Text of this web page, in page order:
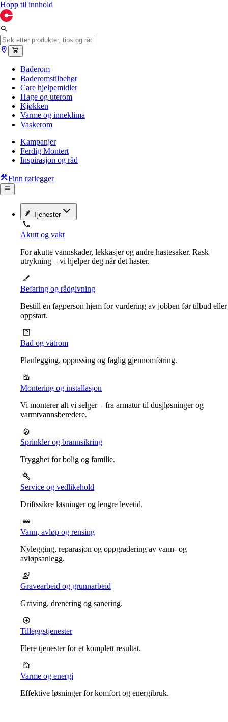
Hopp til innhold
Baderom
Baderomstilbehør
Care hjelpemidler
Hage og uterom
Kjøkken
Varme og inneklima
Vaskerom
Kampanjer
Ferdig Montert
Inspirasjon og råd
Finn rørlegger
Tjenester
Akutt og vakt
For akutte vannskader, lekkasjer og andre hastesaker. Rask
utrykning – vi hjelper deg når det haster.
Befaring og rådgivning
Bestill en fagperson hjem for vurdering av jobben før tilbud eller
oppstart.
Bad og våtrom
Planlegging, oppussing og faglig gjennomføring.
Montering og installasjon
Vi monterer alt vi selger – fra armatur til dusjløsninger og
varmtvannsberedere.
Sprinkler og brannsikring
Trygghet for bolig og familie.
Service og vedlikehold
Driftssikre løsninger og lengre levetid.
Vann, avløp og rensing
Nylegging, reparasjon og oppgradering av vann- og
avløpsanlegg.
Gravearbeid og grunnarbeid
Graving, drenering og sanering.
Tilleggstjenester
Flere tjenester for et komplett resultat.
Varme og energi
Effektive løsninger for komfort og energibruk.